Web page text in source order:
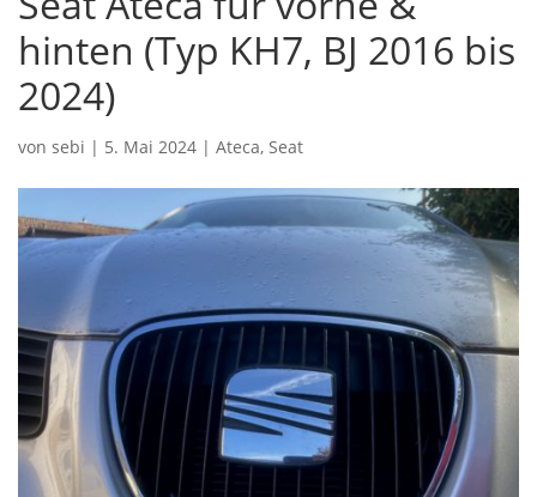
hinten (Typ KH7, BJ 2016 bis
2024)
von sebi | 5. Mai 2024 | Ateca, Seat